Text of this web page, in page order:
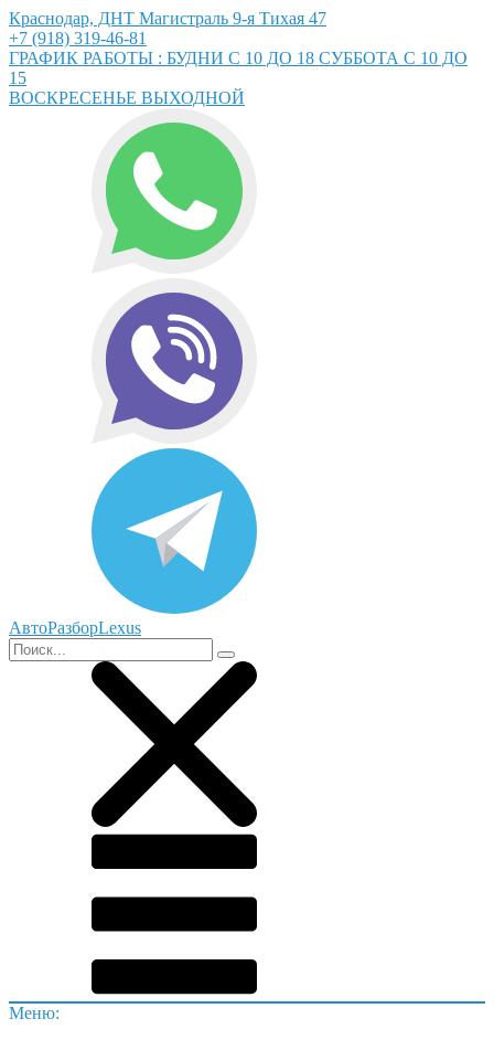
Краснодар, ДНТ Магистраль 9-я Тихая 47
+7 (918) 319-46-81
ГРАФИК РАБОТЫ : БУДНИ С 10 ДО 18 СУББОТА С 10 ДО
15
ВОСКРЕСЕНЬЕ ВЫХОДНОЙ
АвтоРазборLexus
Меню: